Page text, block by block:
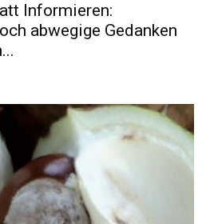
Informieren:
abwegige Gedanken